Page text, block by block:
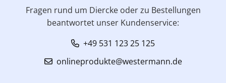
Fragen rund um Diercke oder zu Bestellungen
beantwortet unser Kundenservice:
+49 531 123 25 125
onlineprodukte@westermann.de